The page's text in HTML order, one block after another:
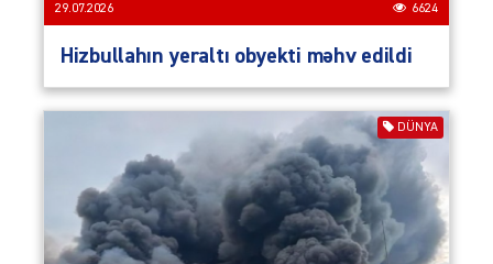
29.07.2026 6624
Hizbullahın yeraltı obyekti məhv edildi
DÜNYA